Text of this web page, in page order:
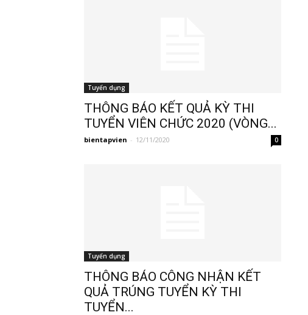
Tuyển dụng
THÔNG BÁO KẾT QUẢ KỲ THI
TUYỂN VIÊN CHỨC 2020 (VÒNG...
bientapvien - 12/11/2020 0
Tuyển dụng
THÔNG BÁO CÔNG NHẬN KẾT
QUẢ TRÚNG TUYỂN KỲ THI
TUYỂN...